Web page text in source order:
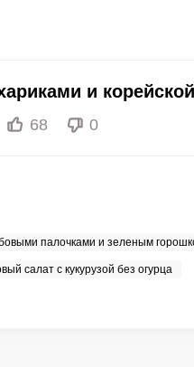
и
68 0
палочками и зеленым
салат с кукурузой без огурца